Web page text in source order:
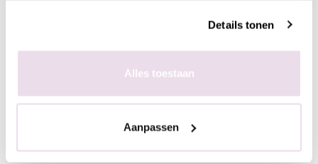
Details tonen
Alles toestaan
Aanpassen
- Poets het gewenste pigment met de fluffy brush in de plaklaag
van de stempelgel
- Breng een topcoat aan naar wens en hard deze uit,
bijvoorbeeld de Next Topgel